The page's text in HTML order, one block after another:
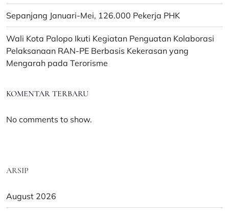
Sepanjang Januari-Mei, 126.000 Pekerja PHK
Wali Kota Palopo Ikuti Kegiatan Penguatan Kolaborasi
Pelaksanaan RAN-PE Berbasis Kekerasan yang
Mengarah pada Terorisme
KOMENTAR TERBARU
No comments to show.
ARSIP
August 2026